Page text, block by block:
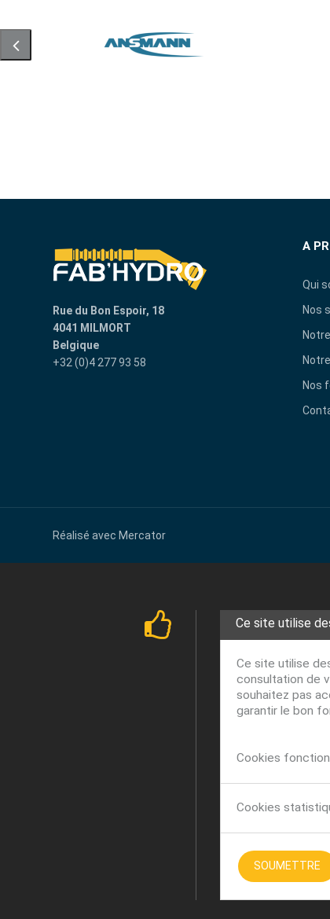
Rue du Bon Espoir, 18
4041 MILMORT
Belgique
+32 (0)4 277 93 58
A
Qui
Nos
Nos
Réalisé avec Mercator
Ce site utilise
Ce site utilise
consultation de
souhaitez pas
garantir le bon
Cookies
Cookies
SOUMETTRE